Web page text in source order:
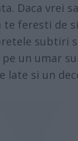
Daca vrei
feresti de
subtiri
pe un umar
late si un